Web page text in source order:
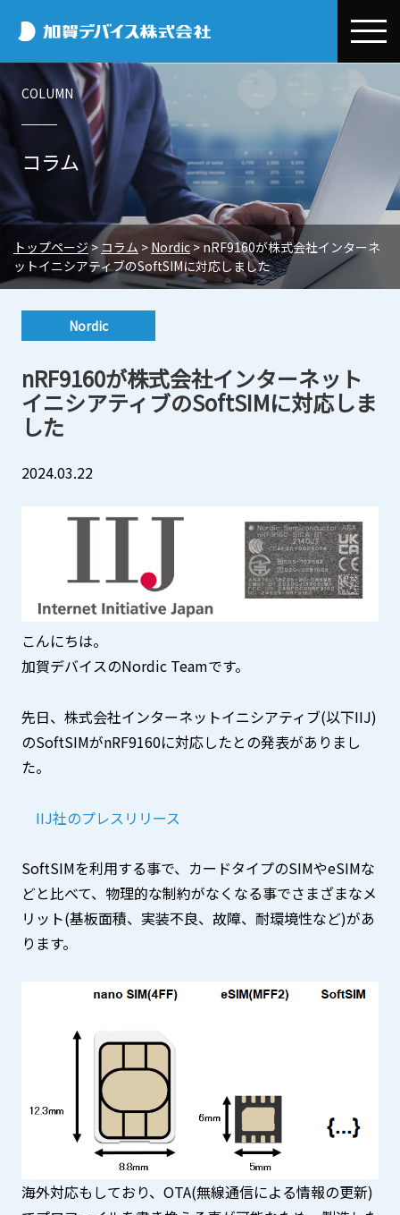
加賀デバイ
会社情報
加賀デバイスとは
代表メッセージ
会社概要
事業所一覧
電子公告
事業紹介
デバイス事業本部
半導体・電子部品事業
環境開発事業
システム設計/開発・技術サポート
エクセル事業本部
EMSサポートビジネス
EVバス販売
お取引先情報
Efinix
OMNIVISION
Quectel
Nordic
三菱電機
コラム
Efinix
Quectel
Nordic
三菱電機
環境・CSR
環境保全への取り組み
プライバシーポリシー
トピックス
展示会・セミナー情報
採用情報
新卒採用
中途採用
JPN
お問い合わせ
COLUMN
コラム
トップページ> コラム > Nordic>nRF9160が株式会社インターネ
ットイニシアティブのSoftSIMに対応しました
Nordic
nRF9160が株式会社インターネット
イニシアティブのSoftSIMに対応しま
した
2024.03.22
こんにちは。
加賀デバイスのNordic Teamです。
先日、株式会社インターネットイニシアティブ(以下IIJ)
のSoftSIMがnRF9160に対応したとの発表がありまし
た。
IIJ社のプレスリリース
SoftSIMを利用する事で、カードタイプのSIMやeSIMな
どと比べて、物理的な制約がなくなる事でさまざまなメ
リット(基板面積、実装不良、故障、耐環境性など)があ
ります。
海外対応もしており、OTA(無線通信による情報の更新)